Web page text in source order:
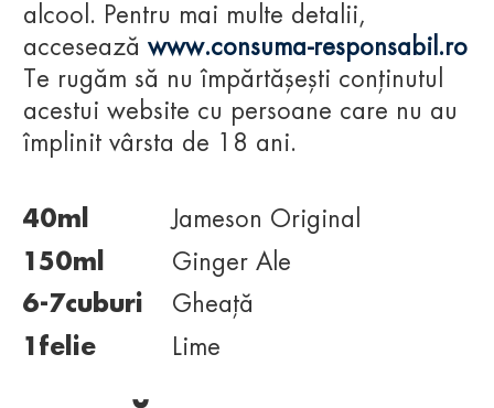
INGREDIENTE
40ml
Jameson Original
150ml
Ginger Ale
6-7cuburi
Gheață
1 felie Lime
alcool. Pentru mai multe detalii,
accesează www.consuma-responsabil.ro
Te rugăm să nu împărtășești conținutul
acestui website cu persoane care nu au
împlinit vârsta de 18 ani.